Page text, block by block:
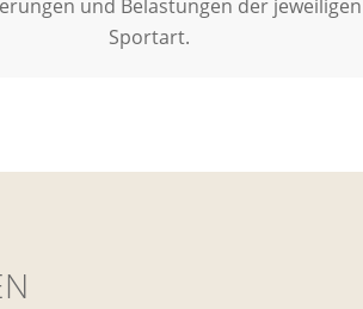
und Belastungen der jeweiligen
Sportart.